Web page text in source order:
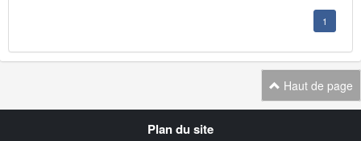
1
Haut de page
Plan du site